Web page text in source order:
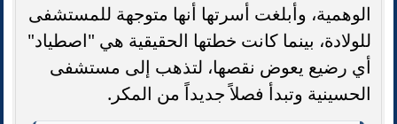
الوهمية، وأبلغت أسرتها أنها متوجهة للمستشفى
للولادة، بينما كانت خطتها الحقيقية هي "اصطياد"
أي رضيع يعوض نقصها، لتذهب إلى مستشفى
الحسينية وتبدأ فصلاً جديداً من المكر.